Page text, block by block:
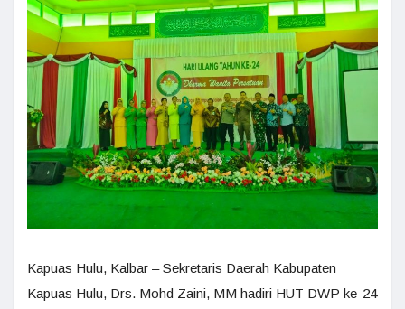
Kapuas Hulu, Kalbar – Sekretaris Daerah Kabupaten
Kapuas Hulu, Drs. Mohd Zaini, MM hadiri HUT DWP ke-24